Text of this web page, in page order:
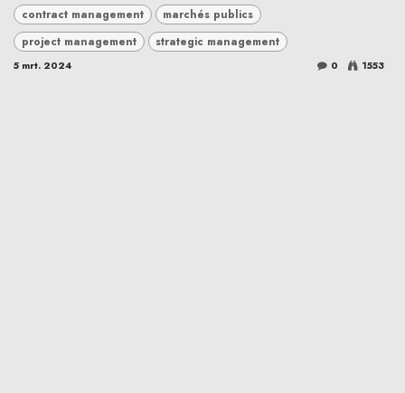
contract management
marchés publics
project management
strategic management
5 mrt. 2024 0 1553